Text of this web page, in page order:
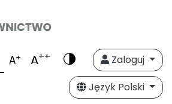
A+ A++
Zaloguj
Język Polski